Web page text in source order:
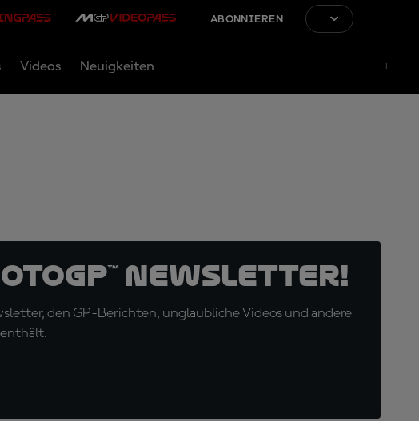
ABONNIEREN
Videos Neuigkeiten
Newsletter!
den GP-Berichten, unglaubliche Videos und andere